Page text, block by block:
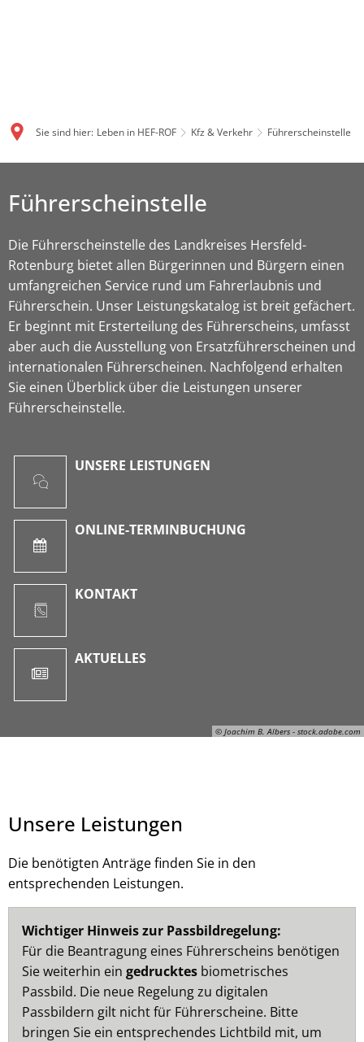
Sie sind hier: Leben in HEF-ROF Kfz & Verkehr Führerscheinstelle
© Joachim B. Albers - stock.adobe.com
Führerscheinstelle
Die Führerscheinstelle des Landkreises Hersfeld-
Rotenburg bietet allen Bürgerinnen und Bürgern einen
umfangreichen Service rund um Fahrerlaubnis und
Führerschein. Unser Leistungskatalog ist breit gefächert.
Er beginnt mit Ersterteilung des Führerscheins, umfasst
aber auch die Ausstellung von Ersatzführerscheinen und
internationalen Führerscheinen. Nachfolgend erhalten
Sie einen Überblick über die Leistungen unserer
Führerscheinstelle.
UNSERE LEISTUNGEN
ONLINE-TERMINBUCHUNG
KONTAKT
AKTUELLES
Unsere Leistungen
Die benötigten Anträge finden Sie in den
entsprechenden Leistungen.
Wichtiger Hinweis zur Passbildregelung:
Für die Beantragung eines Führerscheins benötigen
Sie weiterhin ein gedrucktes biometrisches
Passbild. Die neue Regelung zu digitalen
Passbildern gilt nicht für Führerscheine. Bitte
bringen Sie ein entsprechendes Lichtbild mit, um